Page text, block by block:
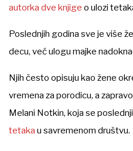
autorka dve knjige o ulozi
Poslednjih godina sve je više
decu, već ulogu majke
Njih često opisuju kao žene
vremena za porodicu, a
Melani Notkin, koja se
tetaka u savremenom društvu.